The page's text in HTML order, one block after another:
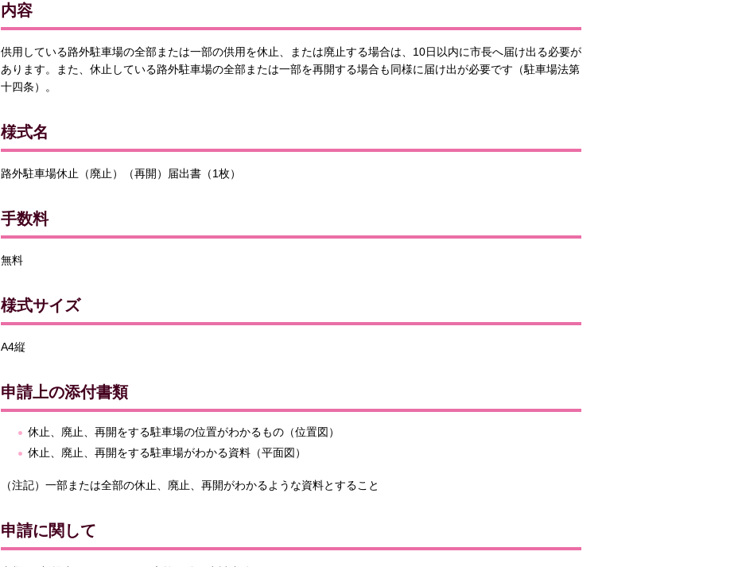
内容
供用している路外駐車場の全部または一部の供用を休止、または廃止する場合は、10日以内に市長へ届け出る必要が
あります。また、休止している路外駐車場の全部または一部を再開する場合も同様に届け出が必要です（駐車場法第
十四条）。
様式名
路外駐車場休止（廃止）（再開）届出書（1枚）
手数料
無料
様式サイズ
A4縦
申請上の添付書類
休止、廃止、再開をする駐車場の位置がわかるもの（位置図）
休止、廃止、再開をする駐車場がわかる資料（平面図）
（注記）一部または全部の休止、廃止、再開がわかるような資料とすること
申請に関して